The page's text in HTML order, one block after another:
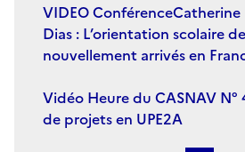
VIDEO
Dias : L’orientation scolaire
nouvellement arrivés en
Vidéo Heure du CASNAV N°
de projets en UPE2A